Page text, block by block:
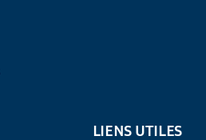
LIENS UTILES